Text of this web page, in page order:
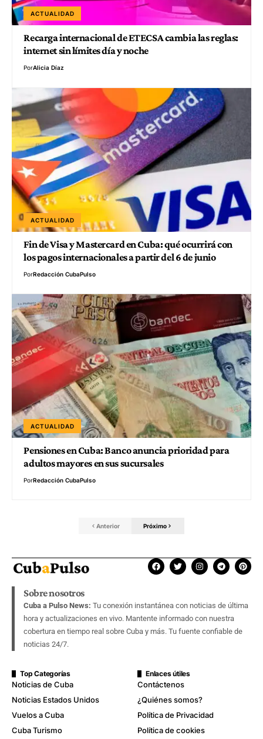
ACTUALIDAD
Recarga internacional de ETECSA cambia las reglas:
internet sin límites día y noche
PorAlicia Díaz
ACTUALIDAD
Fin de Visa y Mastercard en Cuba: qué ocurrirá con
los pagos internacionales a partir del 6 de junio
PorRedacción CubaPulso
ACTUALIDAD
Pensiones en Cuba: Banco anuncia prioridad para
adultos mayores en sus sucursales
PorRedacción CubaPulso
Anterior Próximo
Sobre nosotros
Cuba a Pulso News: Tu conexión instantánea con noticias de última
hora y actualizaciones en vivo. Mantente informado con nuestra
cobertura en tiempo real sobre Cuba y más. Tu fuente confiable de
noticias 24/7.
Top Categorías
Noticias de Cuba
Noticias Estados Unidos
Vuelos a Cuba
Cuba Turismo
Enlaces útiles
Contáctenos
¿Quiénes somos?
Política de Privacidad
Política de cookies